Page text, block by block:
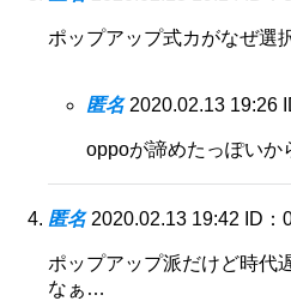
ポップアップ式カがなぜ選
匿名 2020.02.13 19:26
oppoが諦めたっぽいか
匿名 2020.02.13 19:42 ID
ポップアップ派だけど時代
なぁ…